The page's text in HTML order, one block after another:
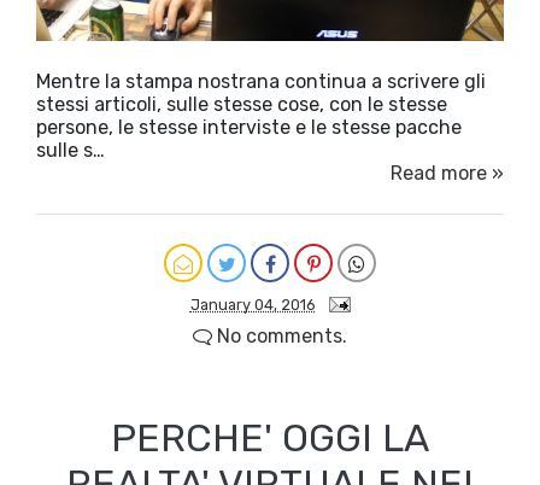
Mentre la stampa nostrana continua a scrivere gli
stessi articoli, sulle stesse cose, con le stesse
persone, le stesse interviste e le stesse pacche
sulle s…
Read more »
January 04, 2016
No comments.
PERCHE' OGGI LA